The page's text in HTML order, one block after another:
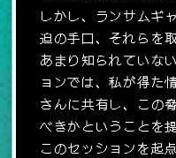
しかし、ランサムギ
迫の手口、それらを
あまり知られていな
ョンでは、私が得た
さんに共有し、この
べきかということを
このセッションを起